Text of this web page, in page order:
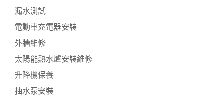
漏水測試
電動車充電器安裝
外牆維修
太陽能熱水爐安裝維修
升降機保養
抽水泵安裝